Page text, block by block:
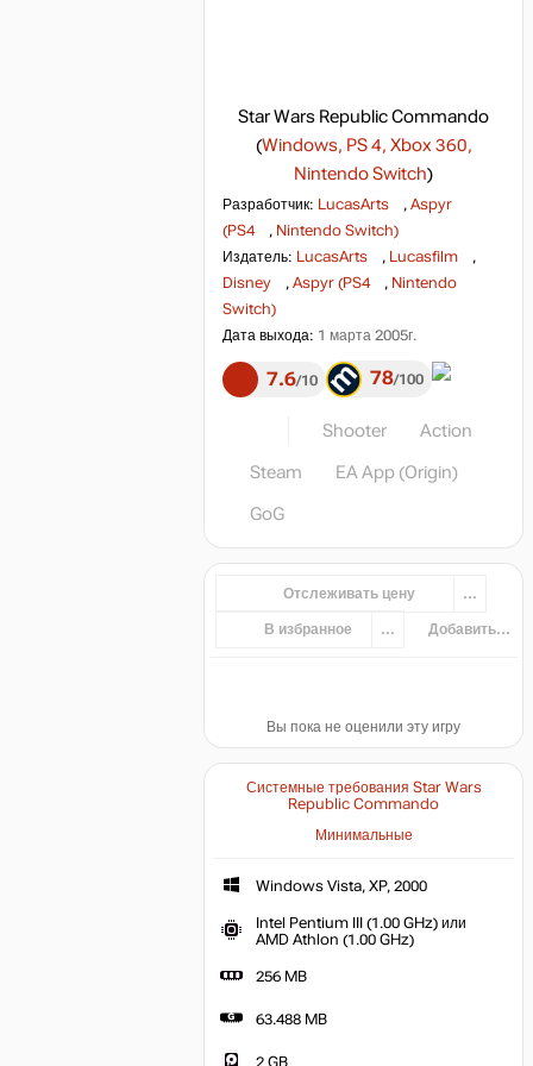
Star Wars Republic Commando
(Windows, PS 4, Xbox 360,
Nintendo Switch)
Разработчик: LucasArts , Aspyr
(PS4
, Nintendo Switch)
Издатель: LucasArts , Lucasfilm
,
Disney
, Aspyr (PS4 , Nintendo
Switch)
Дата выхода: 1 марта 2005г.
7.6 10 78 100
Shooter Action
Steam EA App (Origin)
GoG
Отслеживать цену ...
В избранное ... Добавить...
Вы пока не оценили эту игру
Системные требования Star Wars
Republic Commando
Минимальные
Windows Vista, XP, 2000
Intel Pentium III (1.00 GHz) или
AMD Athlon (1.00 GHz)
256 MB
63.488 MB
2 GB